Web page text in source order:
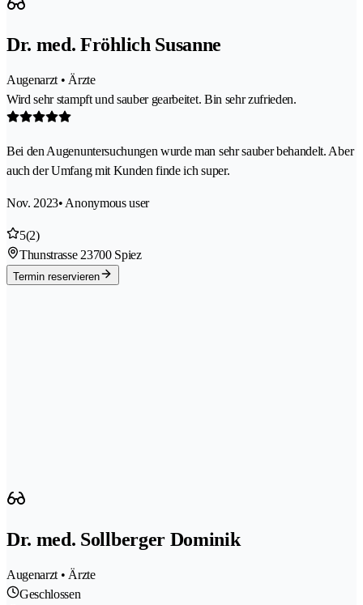
Dr. med. Fröhlich Susanne
Augenarzt • Ärzte
Wird sehr stampft und sauber gearbeitet. Bin sehr zufrieden.
Bei den Augenuntersuchungen wurde man sehr sauber behandelt. Aber
auch der Umfang mit Kunden finde ich super.
Nov. 2023• Anonymous user
5(2)
Thunstrasse 23700 Spiez
Termin reservieren
Dr. med. Sollberger Dominik
Augenarzt • Ärzte
Geschlossen